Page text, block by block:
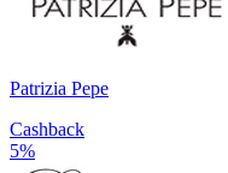
Patrizia Pepe
Cashback
5%